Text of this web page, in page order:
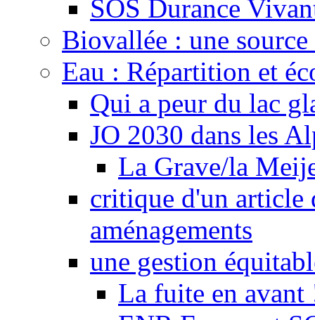
SOS Durance
Biovallée : une
Eau : Répartition et
Qui a peur du lac
JO 2030 dans les
La Grave/la
critique d'un article
aménagements
une gestion
La fuite en avant